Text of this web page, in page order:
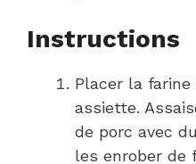
Instructions
Placer la
assiette.
de porc avec
les enrober de